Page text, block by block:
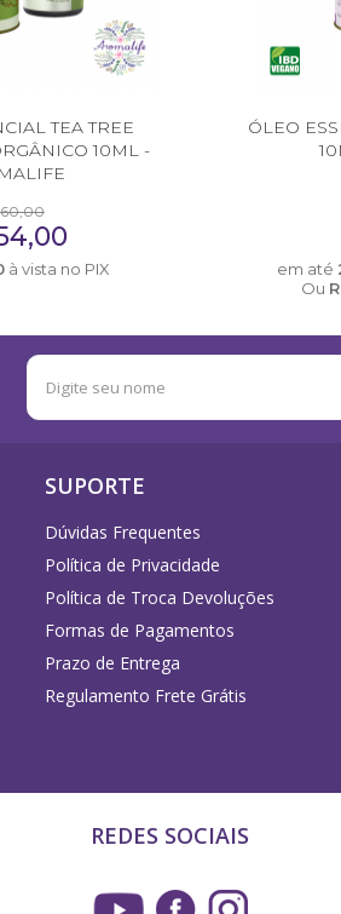
TEA TREE
10ML -
60,00
à vista no PIX
ÓLEO
em até
Ou
SUPORTE
Dúvidas Frequentes
Política de Privacidade
Política de Troca Devoluções
Formas de Pagamentos
Prazo de Entrega
Regulamento Frete Grátis
REDES SOCIAIS